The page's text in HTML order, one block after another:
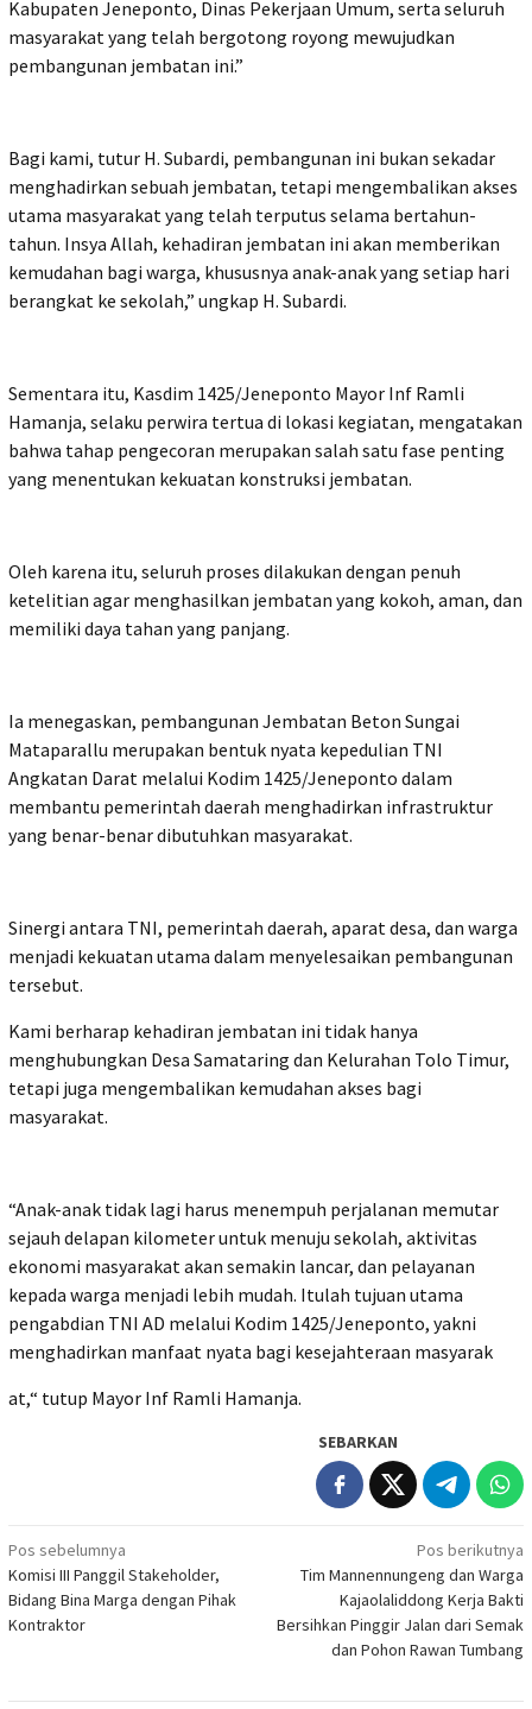
Kabupaten Jeneponto, Dinas Pekerjaan Umum, serta seluruh
masyarakat yang telah bergotong royong mewujudkan
pembangunan jembatan ini.”
Bagi kami, tutur H. Subardi, pembangunan ini bukan sekadar
menghadirkan sebuah jembatan, tetapi mengembalikan akses
utama masyarakat yang telah terputus selama bertahun-
tahun. Insya Allah, kehadiran jembatan ini akan memberikan
kemudahan bagi warga, khususnya anak-anak yang setiap hari
berangkat ke sekolah,” ungkap H. Subardi.
Sementara itu, Kasdim 1425/Jeneponto Mayor Inf Ramli
Hamanja, selaku perwira tertua di lokasi kegiatan, mengatakan
bahwa tahap pengecoran merupakan salah satu fase penting
yang menentukan kekuatan konstruksi jembatan.
Oleh karena itu, seluruh proses dilakukan dengan penuh
ketelitian agar menghasilkan jembatan yang kokoh, aman, dan
memiliki daya tahan yang panjang.
Ia menegaskan, pembangunan Jembatan Beton Sungai
Mataparallu merupakan bentuk nyata kepedulian TNI
Angkatan Darat melalui Kodim 1425/Jeneponto dalam
membantu pemerintah daerah menghadirkan infrastruktur
yang benar-benar dibutuhkan masyarakat.
Sinergi antara TNI, pemerintah daerah, aparat desa, dan warga
menjadi kekuatan utama dalam menyelesaikan pembangunan
tersebut.
Kami berharap kehadiran jembatan ini tidak hanya
menghubungkan Desa Samataring dan Kelurahan Tolo Timur,
tetapi juga mengembalikan kemudahan akses bagi
masyarakat.
“Anak-anak tidak lagi harus menempuh perjalanan memutar
sejauh delapan kilometer untuk menuju sekolah, aktivitas
ekonomi masyarakat akan semakin lancar, dan pelayanan
kepada warga menjadi lebih mudah. Itulah tujuan utama
pengabdian TNI AD melalui Kodim 1425/Jeneponto, yakni
menghadirkan manfaat nyata bagi kesejahteraan masyarak
at,“ tutup Mayor Inf Ramli Hamanja.
SEBARKAN
Navigasi
pos
Pos sebelumnya
Komisi III Panggil Stakeholder,
Bidang Bina Marga dengan Pihak
Kontraktor
Pos berikutnya
Tim Mannennungeng dan Warga
Kajaolaliddong Kerja Bakti
Bersihkan Pinggir Jalan dari Semak
dan Pohon Rawan Tumbang